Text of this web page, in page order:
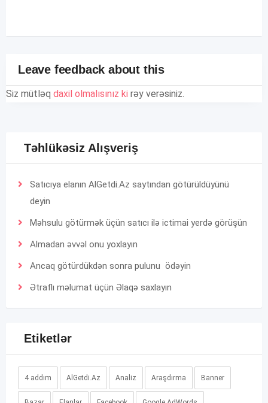
Leave feedback about this
Siz mütləq daxil olmalısınız ki rəy verəsiniz.
Təhlükəsiz Alışveriş
Satıcıya elanın AlGetdi.Az saytından götürüldüyünü
deyin
Məhsulu götürmək üçün satıcı ilə ictimai yerdə görüşün
Almadan əvvəl onu yoxlayın
Ancaq götürdükdən sonra pulunu ödəyin
Ətraflı məlumat üçün Əlaqə saxlayın
Etiketlər
4 addım AlGetdi.Az Analiz Araşdırma Banner